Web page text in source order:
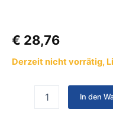
€ 28,76
Derzeit nicht vorrätig,
In den